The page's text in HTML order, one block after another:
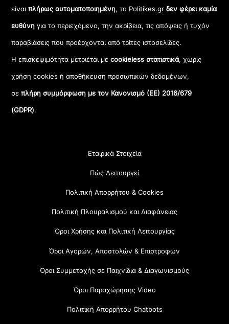
είναιπλήρως αυτοματοποιημένη, το Politikes.grδεν φέρει καμία
ευθύνη για το περιεχόμενο, την ακρίβεια, τις απόψεις ή τυχόν
παραβιάσεις που προέρχονται από τρίτες ιστοσελίδες.
Η επισκεψιμότητα μετριέται μεcookieless στατιστικά, χωρίς
χρήση cookies ή αποθήκευση προσωπικών δεδομένων,
σεπλήρη συμμόρφωση με τον Κανονισμό (ΕΕ) 2016/679
(GDPR).
Εταιρικά Στοιχεία
Πώς Λειτουργεί
Πολιτική Απορρήτου & Cookies
Πολιτική Πλουραλισμού και Διαφάνειας
Όροι Χρήσης και Πολιτική Λειτουργίας
Όροι Αγορών, Αποστολών & Επιστροφών
Όροι Συμμετοχής σε Παιχνίδια & Διαγωνισμούς
Όροι Παραχώρησης Video
Πολιτική Απορρήτου Chatbots